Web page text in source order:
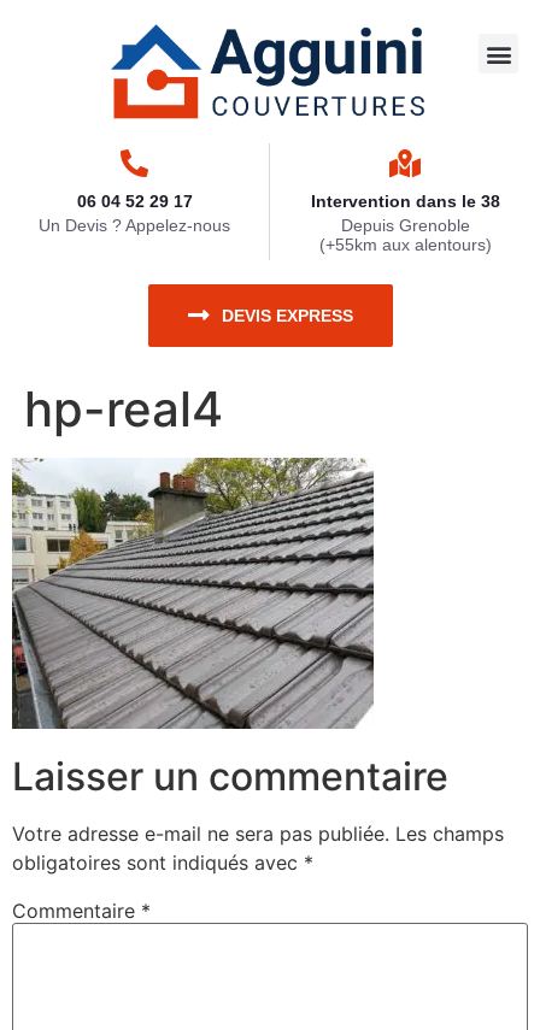
06 04 52 29 17
Un Devis ? Appelez-nous
Intervention dans le 38
Depuis Grenoble
(+55km aux alentours)
DEVIS EXPRESS
hp-real4
Laisser un commentaire
Votre adresse e-mail ne sera pas publiée. Les champs
obligatoires sont indiqués avec *
Commentaire *